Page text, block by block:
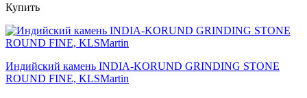
Купить
Индийский камень INDIA-KORUND GRINDING STONE
ROUND FINE, KLSMartin